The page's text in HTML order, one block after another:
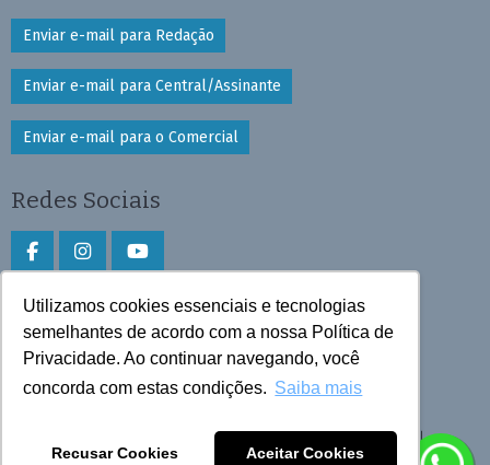
Utilizamos cookies essenciais e tecnologias
semelhantes de acordo com a nossa Política de
Privacidade. Ao continuar navegando, você
concorda com estas condições. Saiba mais
Recusar Cookies Aceitar Cookies
Enviar e-mail para Redação
Enviar e-mail para Central/Assinante
Enviar e-mail para o Comercial
Redes Sociais
Faça download do aplicativo
Play Store e App Store
Todos os direitos reservados © 2026 Cruzeiro do Sul